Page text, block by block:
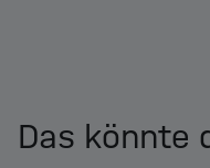
Das könnte